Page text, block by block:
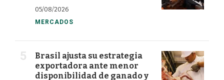
05/08/2026
MERCADOS
Brasil ajusta su estrategia
exportadora ante menor
disponibilidad de ganado y